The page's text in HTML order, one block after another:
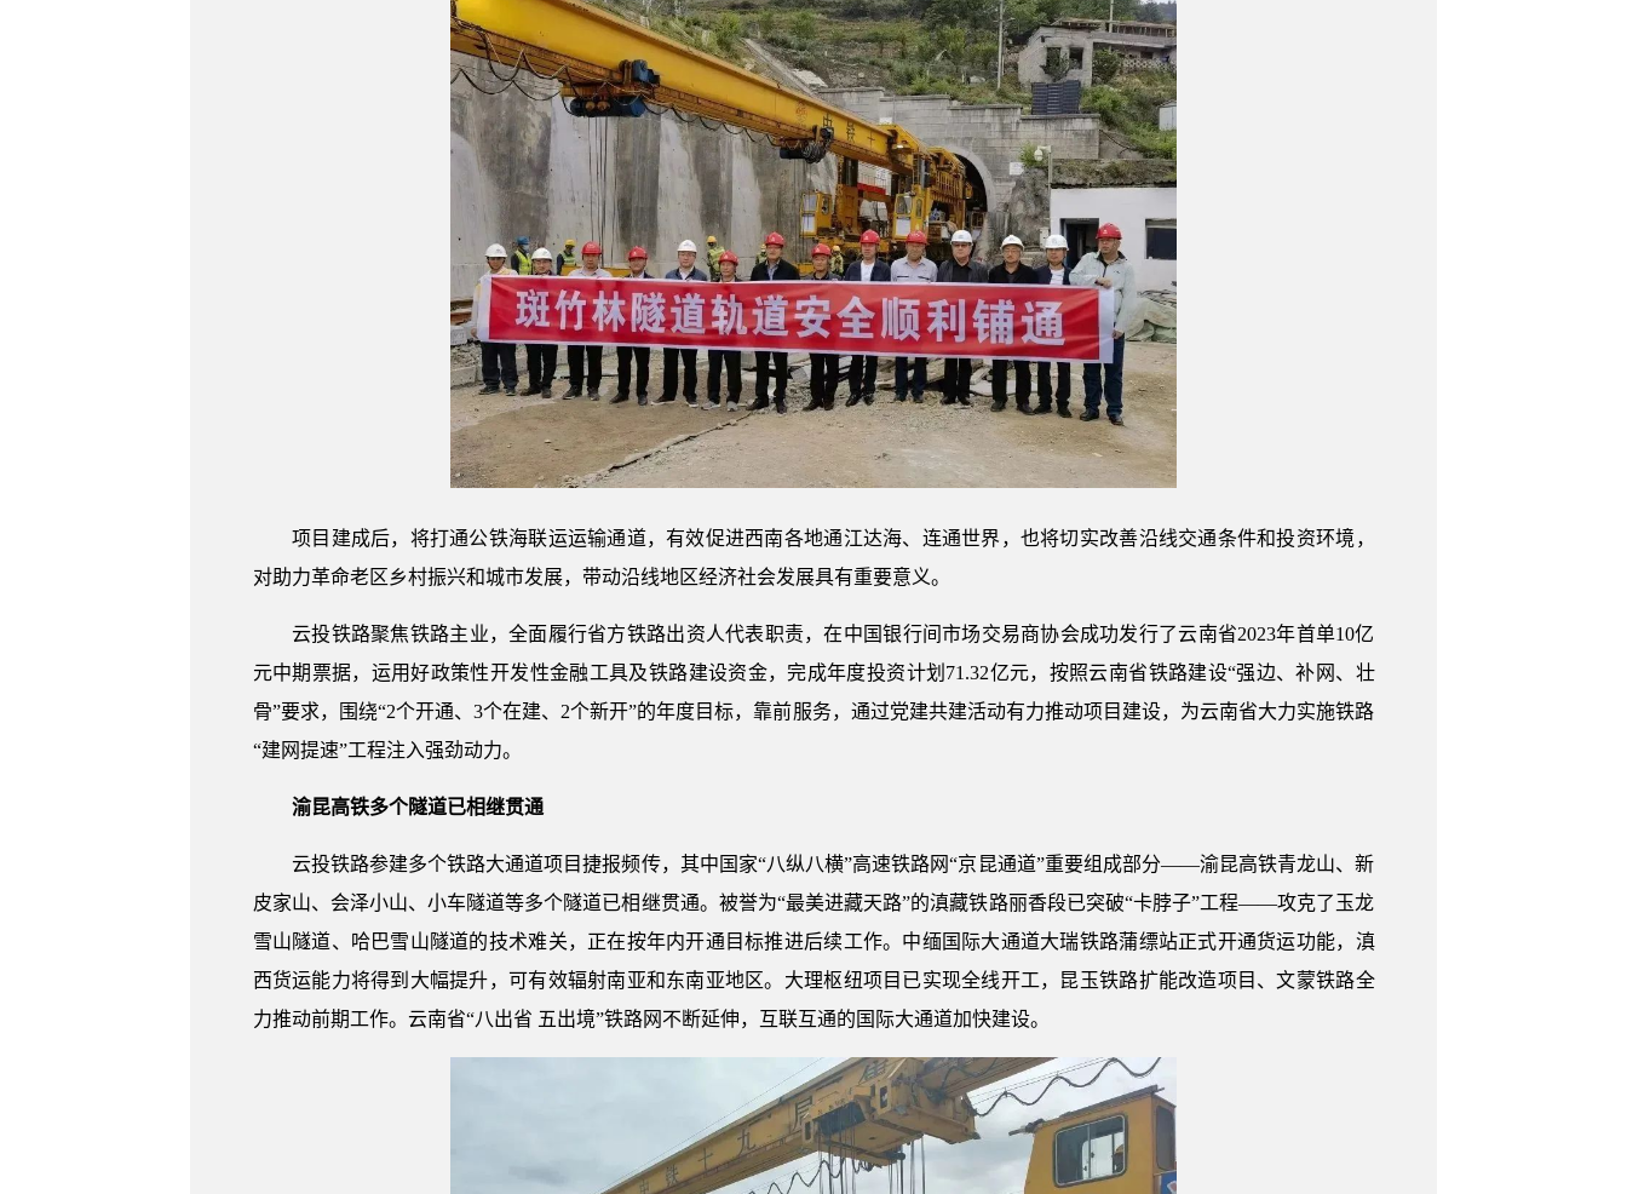
项目建成后，将打通公铁海联运运输通道，有效促进西南各地通江达海、连通世界，也将切实改善沿线交通条件和投资环境，
对助力革命老区乡村振兴和城市发展，带动沿线地区经济社会发展具有重要意义。
云投铁路聚焦铁路主业，全面履行省方铁路出资人代表职责，在中国银行间市场交易商协会成功发行了云南省2023年首单10亿
元中期票据，运用好政策性开发性金融工具及铁路建设资金，完成年度投资计划71.32亿元，按照云南省铁路建设“强边、补网、壮
骨”要求，围绕“2个开通、3个在建、2个新开”的年度目标，靠前服务，通过党建共建活动有力推动项目建设，为云南省大力实施铁路
“建网提速”工程注入强劲动力。
渝昆高铁多个隧道已相继贯通
云投铁路参建多个铁路大通道项目捷报频传，其中国家“八纵八横”高速铁路网“京昆通道”重要组成部分——渝昆高铁青龙山、新
皮家山、会泽小山、小车隧道等多个隧道已相继贯通。被誉为“最美进藏天路”的滇藏铁路丽香段已突破“卡脖子”工程——攻克了玉龙
雪山隧道、哈巴雪山隧道的技术难关，正在按年内开通目标推进后续工作。中缅国际大通道大瑞铁路蒲缥站正式开通货运功能，滇
西货运能力将得到大幅提升，可有效辐射南亚和东南亚地区。大理枢纽项目已实现全线开工，昆玉铁路扩能改造项目、文蒙铁路全
力推动前期工作。云南省“八出省 五出境”铁路网不断延伸，互联互通的国际大通道加快建设。